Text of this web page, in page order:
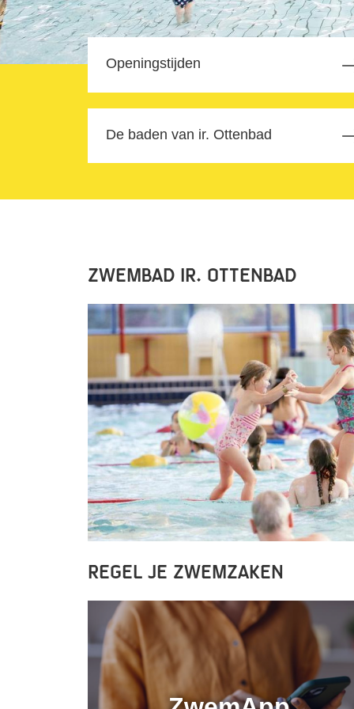
Openingstijden
De baden van ir. Ottenbad
Zwembad ir. Ottenbad
Regel je zwemzaken